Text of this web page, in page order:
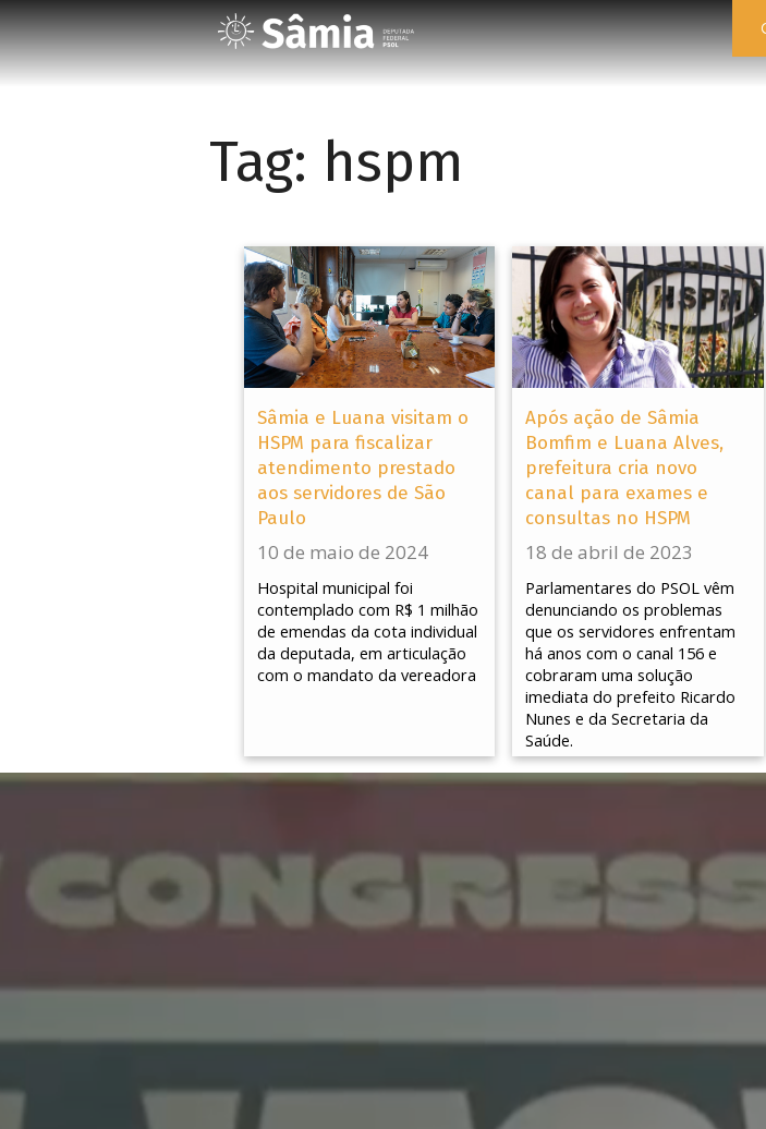
Tag: hspm
Sâmia e Luana visitam o
HSPM para fiscalizar
atendimento prestado
aos servidores de São
Paulo
10 de maio de 2024
Hospital municipal foi
contemplado com R$ 1 milhão
de emendas da cota individual
da deputada, em articulação
com o mandato da vereadora
Após ação de Sâmia
Bomfim e Luana Alves,
prefeitura cria novo
canal para exames e
consultas no HSPM
18 de abril de 2023
Parlamentares do PSOL vêm
denunciando os problemas
que os servidores enfrentam
há anos com o canal 156 e
cobraram uma solução
imediata do prefeito Ricardo
Nunes e da Secretaria da
Saúde.